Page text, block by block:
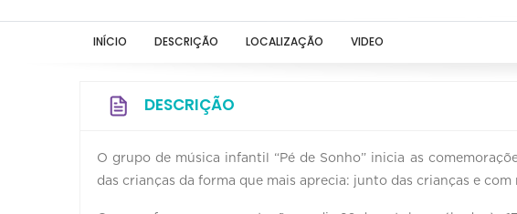
INÍCIO DESCRIÇÃO LOCALIZAÇÃO VIDEO
DESCRIÇÃO
O grupo de música infantil “Pé de Sonho” inicia as
das crianças da forma que mais aprecia: junto das crianças e com